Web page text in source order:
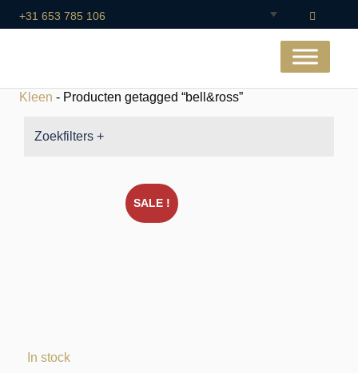
+31 653 785 106
Kleen - Producten getagged “bell&ross”
Zoekfilters +
SALE !
In stock